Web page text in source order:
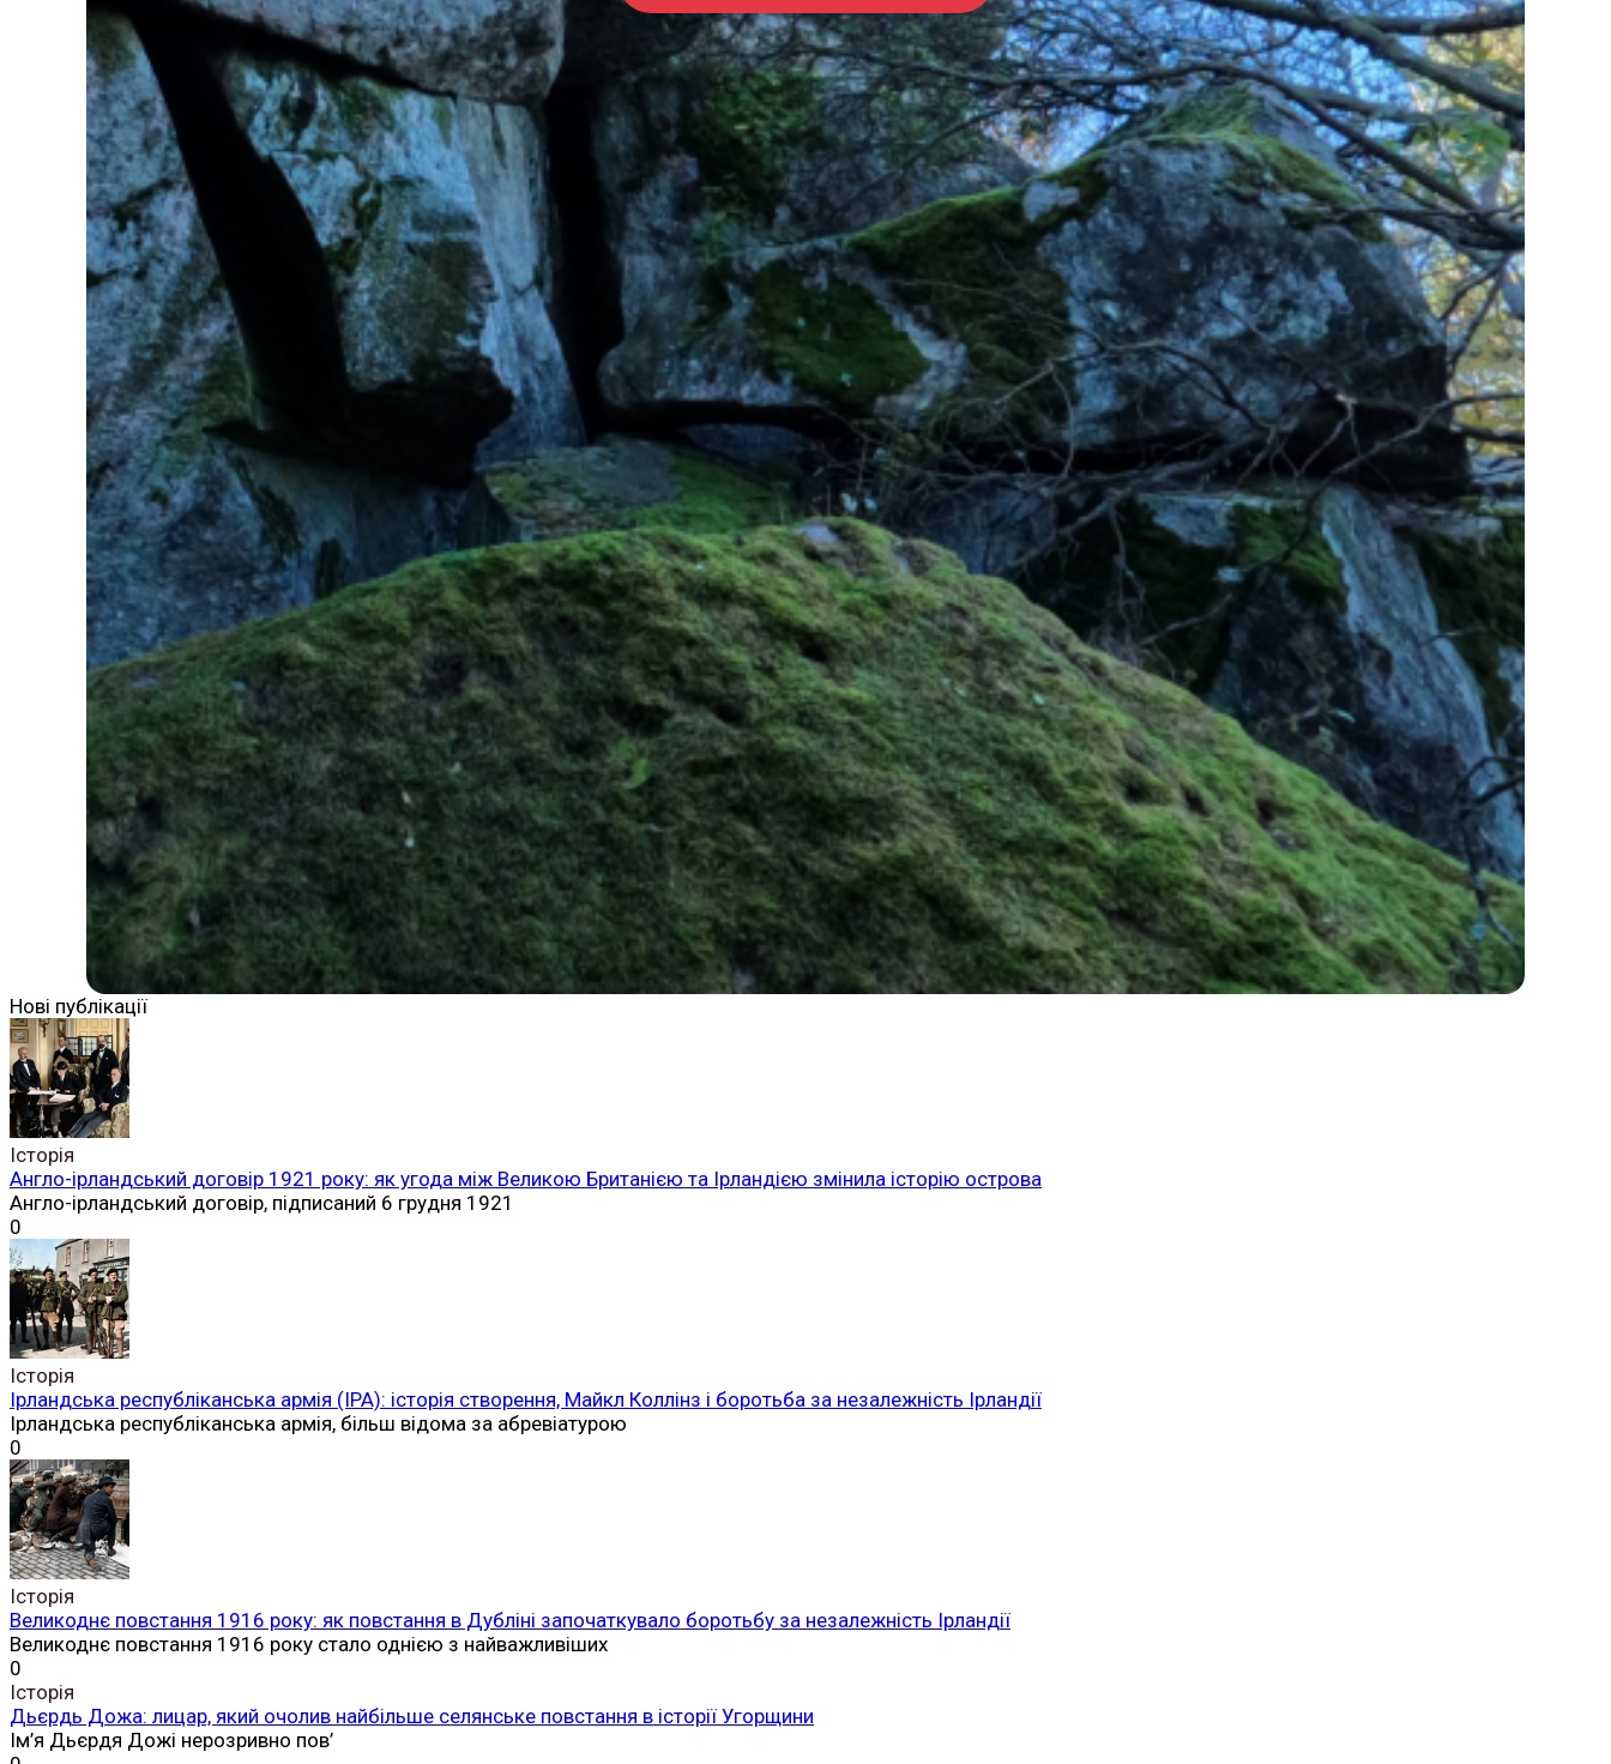
Нові публікації
Історія
Англо-ірландський договір 1921 року: як угода між Великою Британією та Ірландією змінила історію острова
Англо-ірландський договір, підписаний 6 грудня 1921
0
Історія
Ірландська республіканська армія (ІРА): історія створення, Майкл Коллінз і боротьба за незалежність Ірландії
Ірландська республіканська армія, більш відома за абревіатурою
0
Історія
Великоднє повстання 1916 року: як повстання в Дубліні започаткувало боротьбу за незалежність Ірландії
Великоднє повстання 1916 року стало однією з найважливіших
0
Історія
Дьєрдь Дожа: лицар, який очолив найбільше селянське повстання в історії Угорщини
Ім’я Дьєрдя Дожі нерозривно пов’